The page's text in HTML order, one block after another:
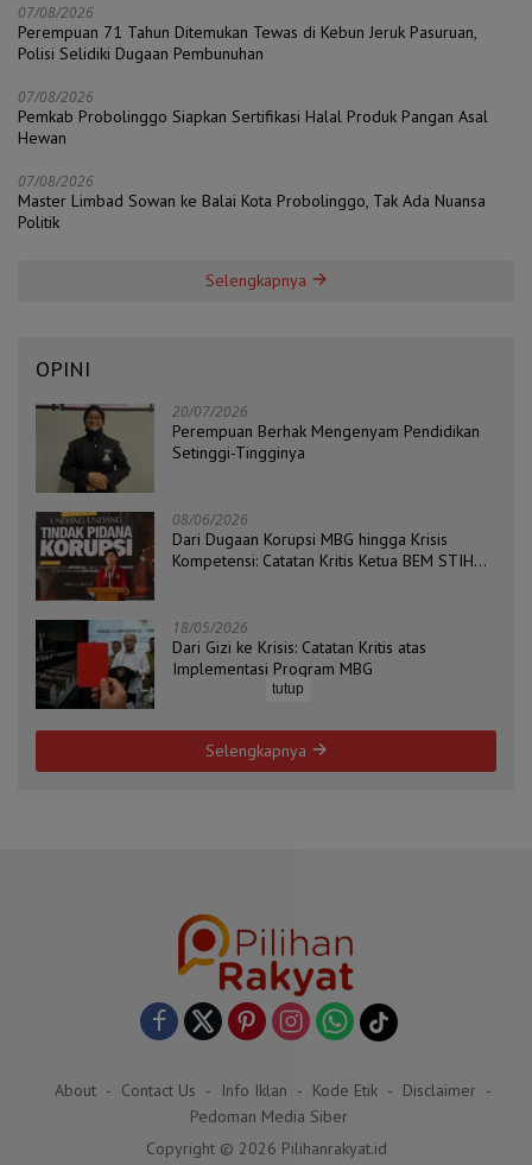
07/08/2026
Perempuan 71 Tahun Ditemukan Tewas di Kebun Jeruk Pasuruan,
Polisi Selidiki Dugaan Pembunuhan
07/08/2026
Pemkab Probolinggo Siapkan Sertifikasi Halal Produk Pangan Asal
Hewan
07/08/2026
Master Limbad Sowan ke Balai Kota Probolinggo, Tak Ada Nuansa
Politik
Selengkapnya
OPINI
20/07/2026
Perempuan Berhak Mengenyam Pendidikan
Setinggi-Tingginya
08/06/2026
Dari Dugaan Korupsi MBG hingga Krisis
Kompetensi: Catatan Kritis Ketua BEM STIH
18/05/2026
Dari Gizi ke Krisis: Catatan Kritis atas
Implementasi Program MBG
Selengkapnya
About Contact Us Info Iklan Kode Etik
Disclaimer
Pedoman Media Siber
Copyright © 2026 Pilihanrakyat.id
tutup